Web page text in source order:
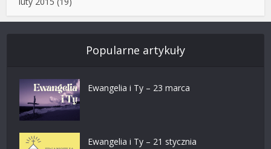
Popularne artykuły
Ewangelia i Ty – 23 marca
Ewangelia i Ty – 21 stycznia